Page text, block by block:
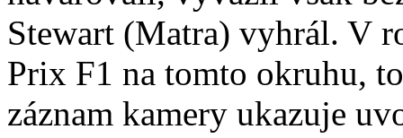
Stewart (Matra) vyhrál. V
Prix F1 na tomto okruhu,
záznam kamery ukazuje